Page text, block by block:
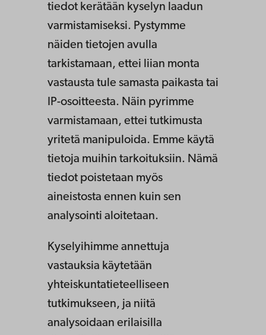
tiedot kerätään kyselyn laadun
varmistamiseksi. Pystymme
näiden tietojen avulla
tarkistamaan, ettei liian monta
vastausta tule samasta paikasta tai
IP-osoitteesta. Näin pyrimme
varmistamaan, ettei tutkimusta
yritetä manipuloida. Emme käytä
tietoja muihin tarkoituksiin. Nämä
tiedot poistetaan myös
aineistosta ennen kuin sen
analysointi aloitetaan.
Kyselyihimme annettuja
vastauksia käytetään
yhteiskuntatieteelliseen
tutkimukseen, ja niitä
analysoidaan erilaisilla